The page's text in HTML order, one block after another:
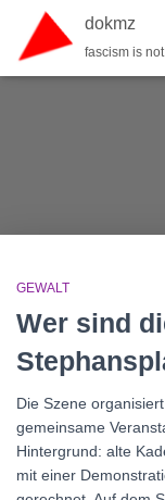
dokmz
fascism is
GEWALT
Wer sind
Die Szene
gemeinsame
Hintergrund: alte
mit einer